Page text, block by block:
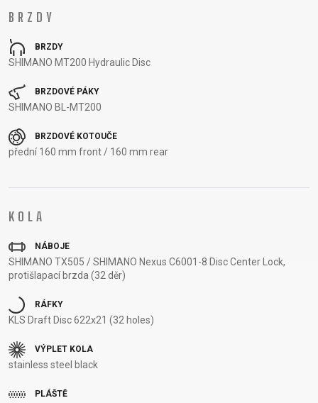
OTÁZKY
RÁMU
OD SMLOUVY
OCHRANA
OSOBNÍCH
BRZDY
BRZDY
SHIMANO MT200 Hydraulic Disc
BRZDOVÉ PÁKY
SHIMANO BL-MT200
BRZDOVÉ KOTOUČE
přední 160 mm front / 160 mm rear
KOLA
NÁBOJE
SHIMANO TX505 / SHIMANO Nexus C6001-8 Disc Center Lock,
protišlapací brzda (32 děr)
RÁFKY
KLS Draft Disc 622x21 (32 holes)
VÝPLET KOLA
stainless steel black
PLÁŠTĚ